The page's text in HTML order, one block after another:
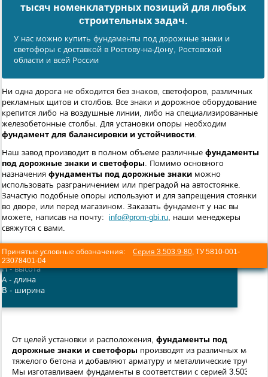
тысяч номенклатурных позиций для любых
cтроительных задач.
У нас можно купить фундаменты под дорожные знаки и
светофоры с доставкой в Ростову-на-Дону, Ростовской
области и всей России
Ни одна дорога не обходится без знаков, светофоров, различных
рекламных щитов и столбов. Все знаки и дорожное оборудование
крепится либо на воздушные линии, либо на специализированные
железобетонные столбы. Для установки опоры необходим
фундамент для балансировки и устойчивости
Наш завод производит в полном объеме различные фундаменты
под дорожные знаки и светофоры . Помимо основного
назначения фундаменты под дорожные знаки можно
использовать разграничением или преградой на автостоянке.
Зачастую подобные опоры используют и для запрещения стоянки
во дворе, или перед магазином. Заказать фундамент у нас вы
можете, написав на почту: info@prom-gbi.ru , наши менеджеры
свяжутся с вами.
Принятые условные обозначения: Серия 3.503.9-80 , ТУ 5810-001-
23078401-04
H - высота
А - длина
B - ширина
От целей установки и расположения, фундаменты под
дорожные знаки и светофоры производят из различных марок
тяжелого бетона и добавляют арматуру и металлические трубы.
Мы изготавливаем фундаменты в соответствии с серией 3.503.9-80.